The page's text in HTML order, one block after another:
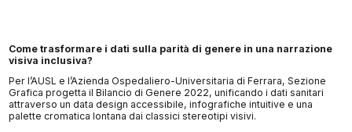
Come trasformare i dati sulla parità di genere in una narrazione
visiva inclusiva?
Per l’AUSL e l’Azienda Ospedaliero-Universitaria di Ferrara, Sezione
Grafica progetta il Bilancio di Genere 2022, unificando i dati sanitari
attraverso un data design accessibile, infografiche intuitive e una
palette cromatica lontana dai classici stereotipi visivi.